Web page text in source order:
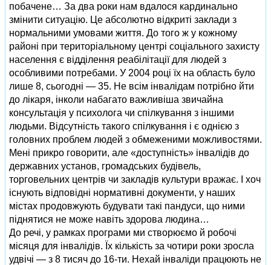
побачене… За два роки нам вдалося кардинально
змінити ситуацію. Це абсолютно відкриті заклади з
нормальними умовами життя. До того ж у кожному
районі при територіальному центрі соціального захисту
населення є відділення реабілітації для людей з
особливими потребами. У 2004 році їх на область було
лише 8, сьогодні — 35. Не всім інвалідам потрібно йти
до лікаря, інколи набагато важливіша звичайна
консультація у психолога чи спілкування з іншими
людьми. Відсутність такого спілкування і є однією з
головних проблем людей з обмеженими можливостями.
Мені прикро говорити, але «доступність» інвалідів до
державних установ, громадських будівель,
торговельних центрів чи закладів культури вражає. І хоч
існують відповідні нормативні документи, у наших
містах продовжують будувати такі пандуси, що ними
піднятися не може навіть здорова людина…
До речі, у рамках програми ми створюємо й робочі
місяця для інвалідів. Їх кількість за чотири роки зросла
удвічі — з 8 тисяч до 16-ти. Нехай інваліди працюють не